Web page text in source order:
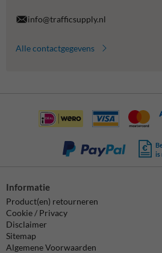
info@trafficsupply.nl
Alle contactgegevens
is
Informatie
Product(en) retourneren
Cookie / Privacy
Disclaimer
Sitemap
Algemene Voorwaarden